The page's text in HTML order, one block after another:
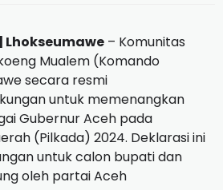
– Komunitas
Mualem (Komando
secara resmi
untuk memenangkan
Gubernur Aceh pada
(Pilkada) 2024. Deklarasi ini
untuk calon bupati dan
oleh partai Aceh